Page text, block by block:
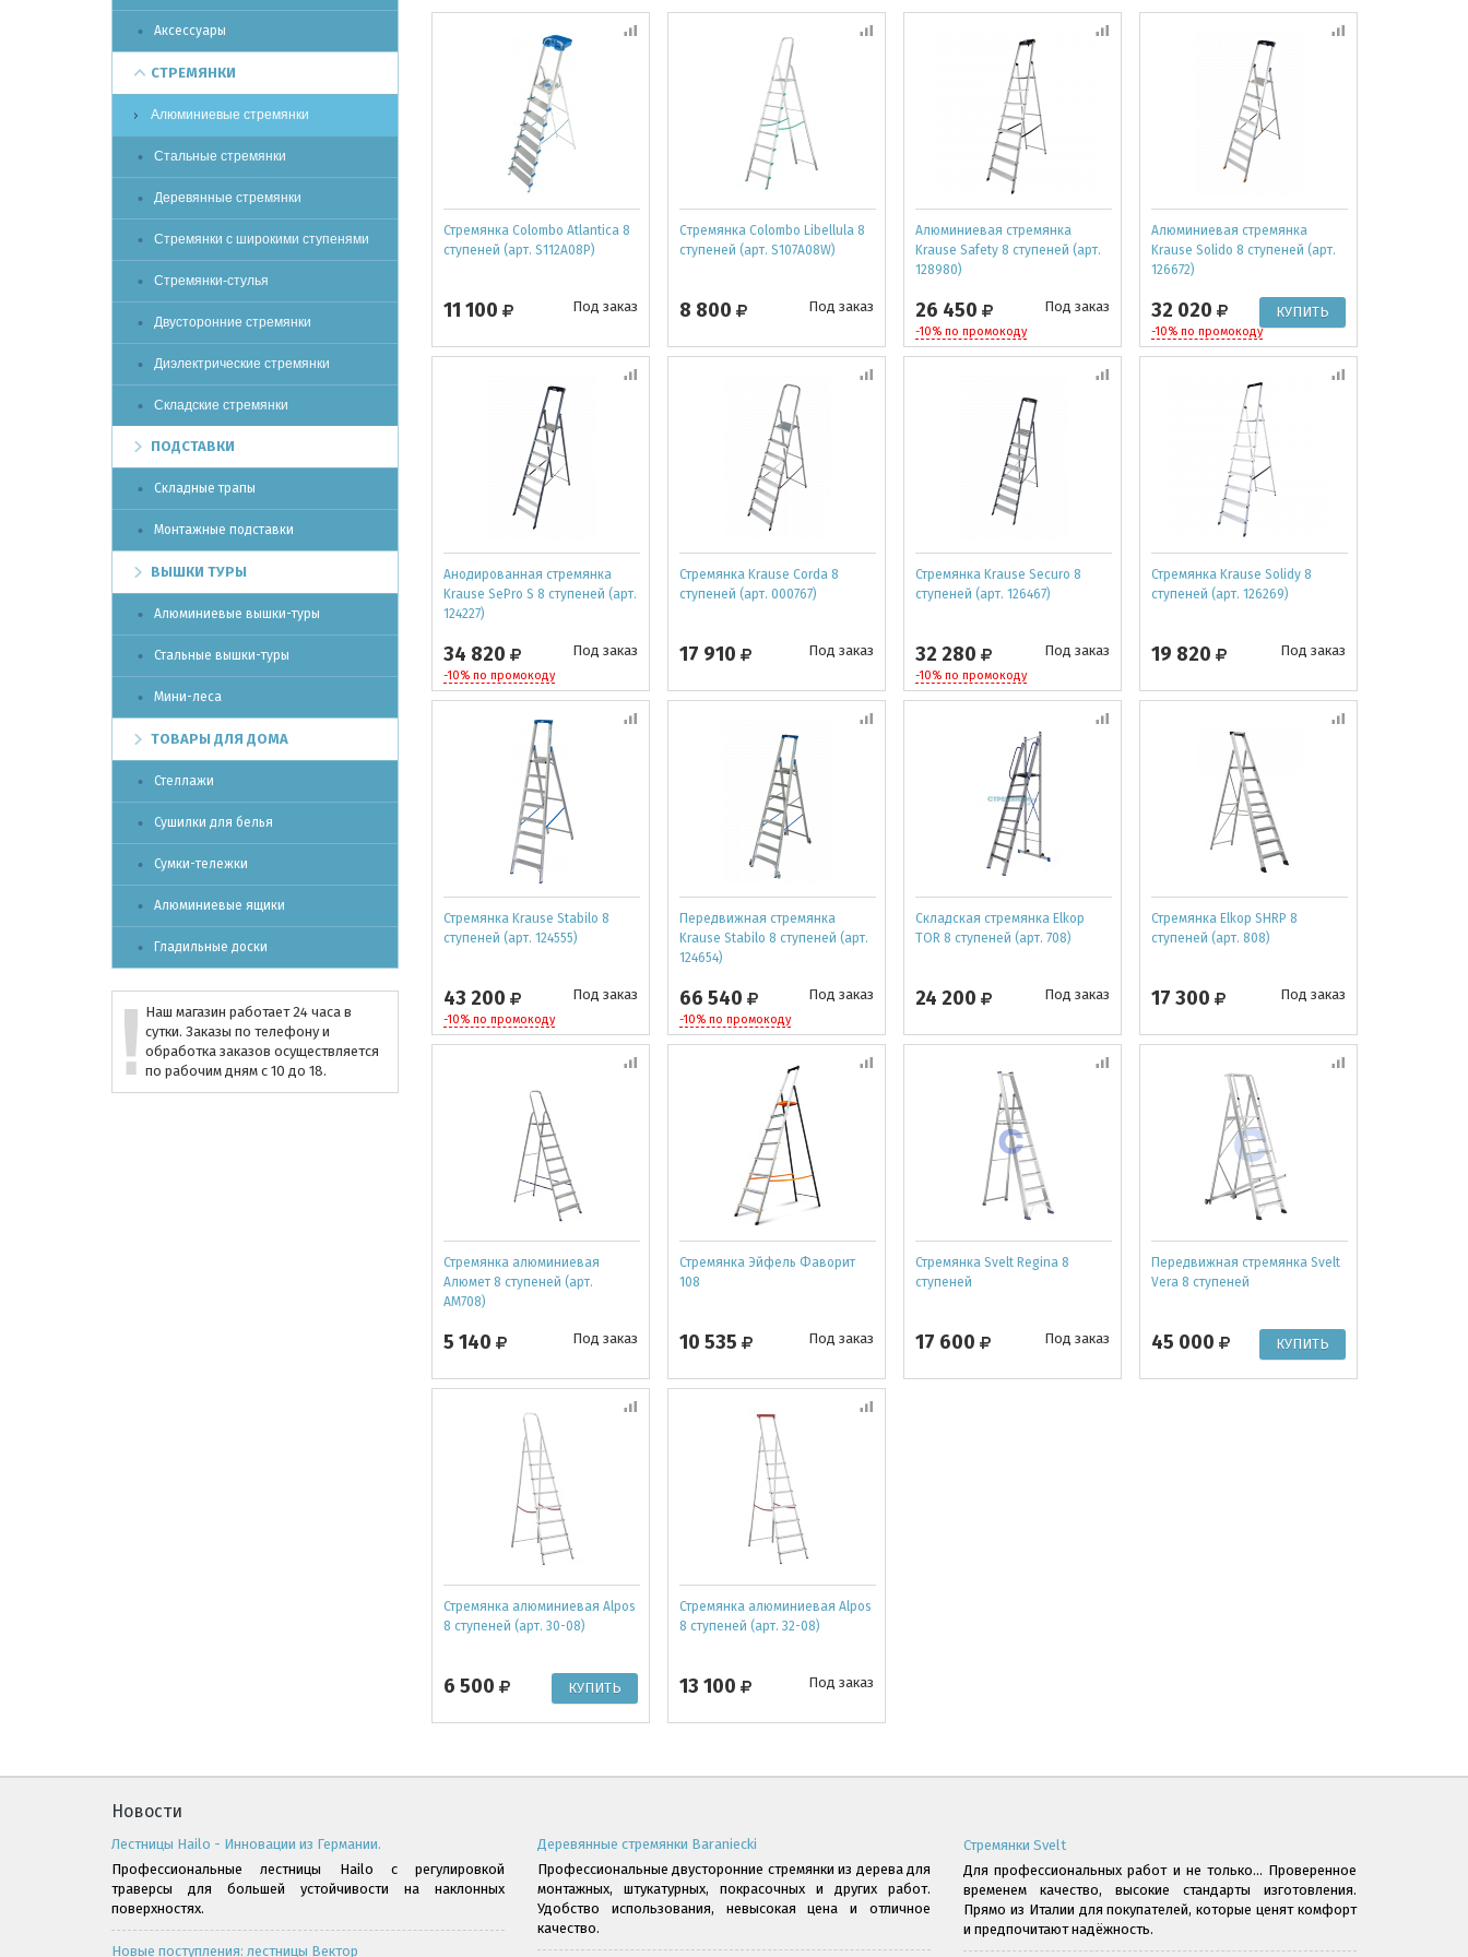
Аксессуары
СТРЕМЯНКИ
Алюминиевые стремянки
Стальные стремянки
Деревянные стремянки
Стремянки с широкими ступенями
Стремянки-стулья
Двусторонние стремянки
Диэлектрические стремянки
Складские стремянки
ПОДСТАВКИ
Складные трапы
Монтажные подставки
ВЫШКИ ТУРЫ
Алюминиевые вышки-туры
Стальные вышки-туры
Мини-леса
ТОВАРЫ ДЛЯ ДОМА
Стеллажи
Сушилки для белья
Сумки-тележки
Алюминиевые ящики
Гладильные доски
Наш магазин работает 24 часа в
сутки. Заказы по телефону и
обработка заказов осуществляется
по рабочим дням с 10 до 18.
Стремянка Colombo Atlantica 8
ступеней (арт. S112A08P)
11 100 Под заказ
Cтремянка Colombo Libellula 8
ступеней (арт. S107A08W)
8 800 Под заказ
Алюминиевая стремянка
Krause Safety 8 ступеней (арт.
128980)
26 450 Под заказ
-10% по промокоду
Алюминиевая стремянка
Krause Solido 8 ступеней (арт.
126672)
32 020
-10% по промокоду
Анодированная стремянка
Krause SePro S 8 ступеней (арт.
124227)
34 820 Под заказ
-10% по промокоду
Стремянка Krause Corda 8
ступеней (арт. 000767)
17 910 Под заказ
Стремянка Krause Securo 8
ступеней (арт. 126467)
32 280 Под заказ
-10% по промокоду
Стремянка Krause Solidy 8
ступеней (арт. 126269)
19 820 Под заказ
Стремянка Krause Stabilo 8
ступеней (арт. 124555)
43 200 Под заказ
-10% по промокоду
Передвижная стремянка
Krause Stabilo 8 ступеней (арт.
124654)
66 540 Под заказ
-10% по промокоду
Складская стремянка Elkop
TOR 8 ступеней (арт. 708)
24 200 Под заказ
Стремянка Elkop SHRP 8
ступеней (арт. 808)
17 300 Под заказ
Стремянка алюминиевая
Алюмет 8 ступеней (арт.
АМ708)
5 140 Под заказ
Стремянка Эйфель Фаворит
108
10 535 Под заказ
Стремянка Svelt Regina 8
ступеней
17 600 Под заказ
Передвижная стремянка Svelt
Vera 8 ступеней
45 000
Стремянка алюминиевая Alpos
8 ступеней (арт. 30-08)
6 500
Стремянка алюминиевая Alpos
8 ступеней (арт. 32-08)
13 100 Под заказ
Новости
Лестницы Hailo - Инновации из Германии.
Профессиональные лестницы Hailo с регулировкой
траверсы для большей устойчивости на наклонных
поверхностях.
Новые поступления: лестницы Вектор
Деревянные стремянки Baraniecki
Профессиональные двусторонние стремянки из дерева для
монтажных, штукатурных, покрасочных и других работ.
Удобство использования, невысокая цена и отличное
качество.
Стремянки Svelt
Для профессиональных работ и не только... Проверенное
временем качество, высокие стандарты изготовления.
Прямо из Италии для покупателей, которые ценят комфорт
и предпочитают надёжность.